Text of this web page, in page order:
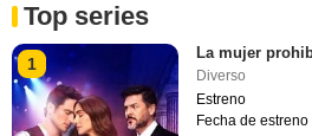
Top series
1
La mujer
Diverso
Estreno
Fecha de